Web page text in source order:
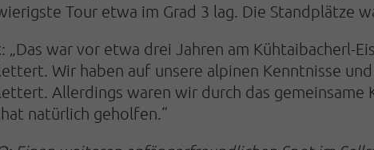
Tour etwa im Grad 3 lag. Die Standplätze
„Das war vor etwa drei Jahren am Kühtaibacherl-
Wir haben auf unsere alpinen Kenntnisse
Allerdings waren wir durch das gemeinsame
natürlich geholfen.“